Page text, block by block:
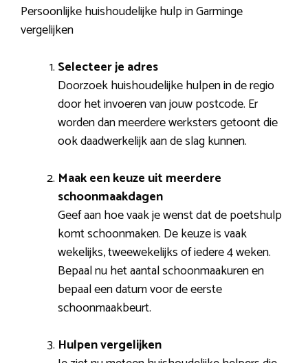
Persoonlijke huishoudelijke hulp in Garminge
vergelijken
Selecteer je adres
Doorzoek huishoudelijke hulpen in de regio
door het invoeren van jouw postcode. Er
worden dan meerdere werksters getoont die
ook daadwerkelijk aan de slag kunnen.
Maak een keuze uit meerdere
schoonmaakdagen
Geef aan hoe vaak je wenst dat de poetshulp
komt schoonmaken. De keuze is vaak
wekelijks, tweewekelijks of iedere 4 weken.
Bepaal nu het aantal schoonmaakuren en
bepaal een datum voor de eerste
schoonmaakbeurt.
Hulpen vergelijken